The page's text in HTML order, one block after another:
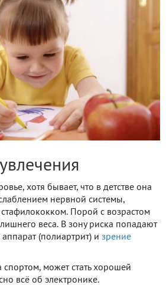
хотя бывает, что в детстве она
нервной системы,
Порой с возрастом
веса. В зону риска попадают
(полиартрит) и зрение
может стать хорошей
всё об электронике.